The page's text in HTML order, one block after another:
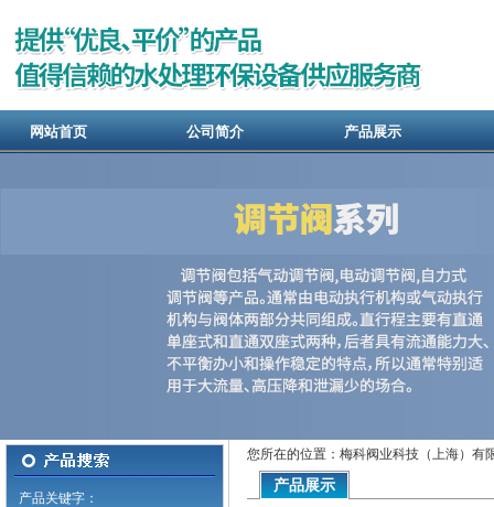
网站首页 公司简介 产品展示
产品关键字：
您所在的位置：梅科阀业科技（上海）有
产品展示